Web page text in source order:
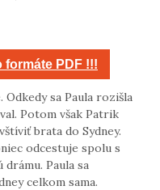
PDF !!!
sa Paula rozišla
Potom však Patrik
brata do Sydney.
odcestuje spolu s
Paula sa
celkom sama.